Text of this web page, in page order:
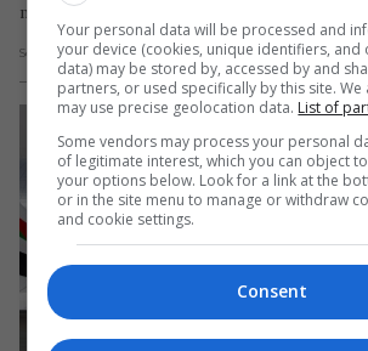
marți, 2 ianuarie, la aterizarea pe
Scris de Daniela Stoica- marți, 2 ianuarie 2024
Your personal data will be processed and
your device (cookies, unique identifiers, and
data) may be stored by, accessed by and
partners, or used specifically by this site.
may use precise geolocation data. List of
Some vendors may process your personal
of legitimate interest, which you can object
your options below. Look for a link at the
or in the site menu to manage or withdraw
and cookie settings.
Consent